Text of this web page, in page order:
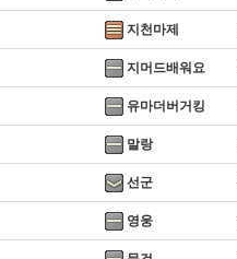
지천마제
지머드배워요
유마더버거킹
말랑
선군
영웅